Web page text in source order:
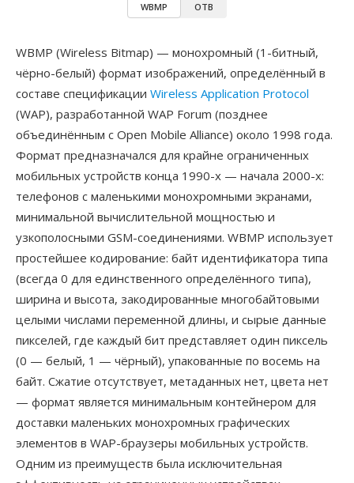
WBMP OTB
WBMP (Wireless Bitmap) — монохромный (1-битный,
чёрно-белый) формат изображений, определённый в
составе спецификации Wireless Application Protocol
(WAP), разработанной WAP Forum (позднее
объединённым с Open Mobile Alliance) около 1998 года.
Формат предназначался для крайне ограниченных
мобильных устройств конца 1990-х — начала 2000-х:
телефонов с маленькими монохромными экранами,
минимальной вычислительной мощностью и
узкополосными GSM-соединениями. WBMP использует
простейшее кодирование: байт идентификатора типа
(всегда 0 для единственного определённого типа),
ширина и высота, закодированные многобайтовыми
целыми числами переменной длины, и сырые данные
пикселей, где каждый бит представляет один пиксель
(0 — белый, 1 — чёрный), упакованные по восемь на
байт. Сжатие отсутствует, метаданных нет, цвета нет
— формат является минимальным контейнером для
доставки маленьких монохромных графических
элементов в WAP-браузеры мобильных устройств.
Одним из преимуществ была исключительная